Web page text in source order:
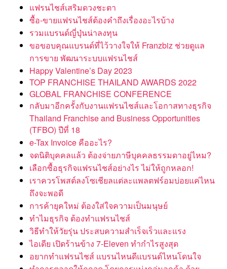
แฟรนไชส์เสริมดวงชะตา
ซื้อ-ขายแฟรนไชส์ต้องคำถึงเรื่องอะไรบ้าง
รวมแบรนด์ญี่ปุ่นน่าลงทุน
ขอขอบคุณแบรนด์ที่ไว้วางใจให้ Franzbiz ช่วยดูแล
การขาย พัฒนาระบบแฟรนไชส์
Happy Valentine’s Day 2023
TOP FRANCHISE THAILAND AWARDS 2022
GLOBAL FRANCHISE CONFERENCE
กลับมาอีกครั้งกับงานแฟรนไชส์และโอกาสทางธุรกิจ
Thailand Franchise and Business Opportunities
(TFBO) ปีที่ 18
e-Tax Invoice คืออะไร?
จดนิติบุคคลแล้ว ต้องจ่ายภาษีบุคคลธรรมดาอยู่ไหม?
เลือกซื้อธุรกิจแฟรนไชส์อย่างไร ไม่ให้ถูกหลอก!
เราควรโพสต์ลงโซเชียลแต่ละแพลตฟร์อมบ่อยแค่ไหน
ถึงจะพอดี
การค้ายุคใหม่ ต้องใส่ใจความเป็นมนุษย์
ทำไมธุรกิจ ต้องทำแฟรนไชส์
วิธีทำให้วัยรุ่น ประสบความสำเร็จเร็วและแรง
ไอเดีย เปิดร้านข้าง 7-Eleven ทำกำไรสูงสุด
อยากทำแฟรนไชส์ แบรนไหนดีแบรนด์ไหนโดนใจ